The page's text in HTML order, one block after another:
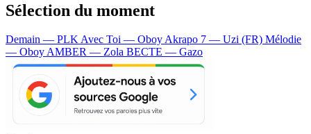
Sélection du moment
Demain — PLKAvec Toi — OboyAkrapo 7 — Uzi (FR) Mélodie
— OboyAMBER — Zola BECTE — Gazo